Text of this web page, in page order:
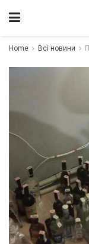
Home Всі новини